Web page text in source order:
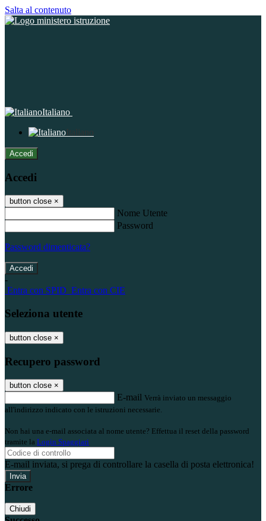
Salta al contenuto
Italiano
Italiano
Accedi
Accedi
button close ×
Nome Utente
Password
Password dimenticata?
-
Entra con SPID Entra con CIE
Seleziona utente
button close ×
Recupero password
button close ×
E-mail Verrà inviato un messaggio
all'indirizzo indicato con le istruzioni necessarie.
Non hai una e-mail associata al nome utente? Effettua il reset della password
tramite la Login Spaggiari
E-mail inviata, si prega di controllare la casella di posta elettronica!
Errore
Chiudi